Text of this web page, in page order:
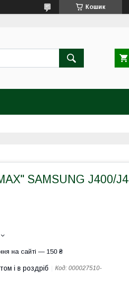
Кошик
SAMSUNG J400/J4
на сайті — 150 ₴
і в роздріб Код: 000027510-